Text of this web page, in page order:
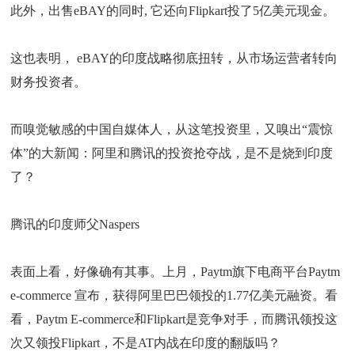
此外，出售eBAY的同时, 它还向Flipkart投了5亿美元现金。
这也表明， eBAY的印度战略彻底扭转，从市场运营者转向
财务投资者。
而嗅觉敏感的中国自媒体人，从这笔投资里，又嗅出“震惊
体”的大新闻：阿里和腾讯的投资抢夺战，是不是烧到印度
了？
腾讯的印度师父Naspers
表面上看，好像确有其事。上月，Paytm旗下电商平台Paytm
e-commerce 宣布，获得阿里巴巴领投的1.77亿美元融资。看
看，Paytm E-commerce和Flipkart是竞争对手，而腾讯领投这
次又领投Flipkart，不是AT内战在印度的翻版吗？